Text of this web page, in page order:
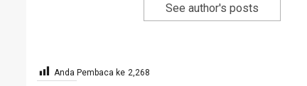
See author's posts
Anda Pembaca ke 2,268